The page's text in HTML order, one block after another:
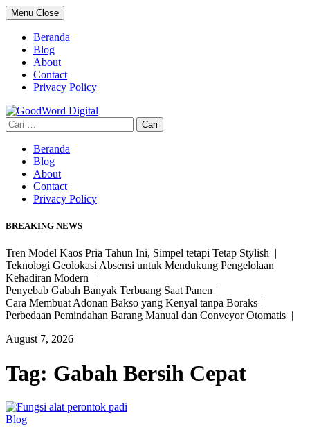
Skip
to
content
Menu Close
Beranda
Blog
About
Contact
Privacy Policy
Cari
untuk:
Beranda
Blog
About
Contact
Privacy Policy
BREAKING NEWS
Tren Model Kaos Pria Tahun Ini, Simpel tetapi Tetap Stylish |
Teknologi Geolokasi Absensi untuk Mendukung Pengelolaan
Kehadiran Modern |
Penyebab Gabah Banyak Terbuang Saat Panen |
Cara Membuat Adonan Bakso yang Kenyal tanpa Boraks |
Perbedaan Pemindahan Barang Manual dan Conveyor Otomatis |
August 7, 2026
Tag: Gabah Bersih Cepat
Blog